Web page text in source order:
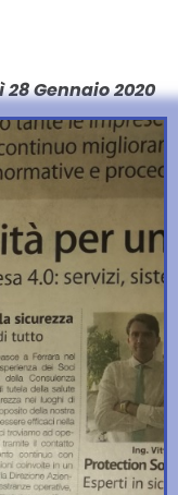
28 Gennaio 2020